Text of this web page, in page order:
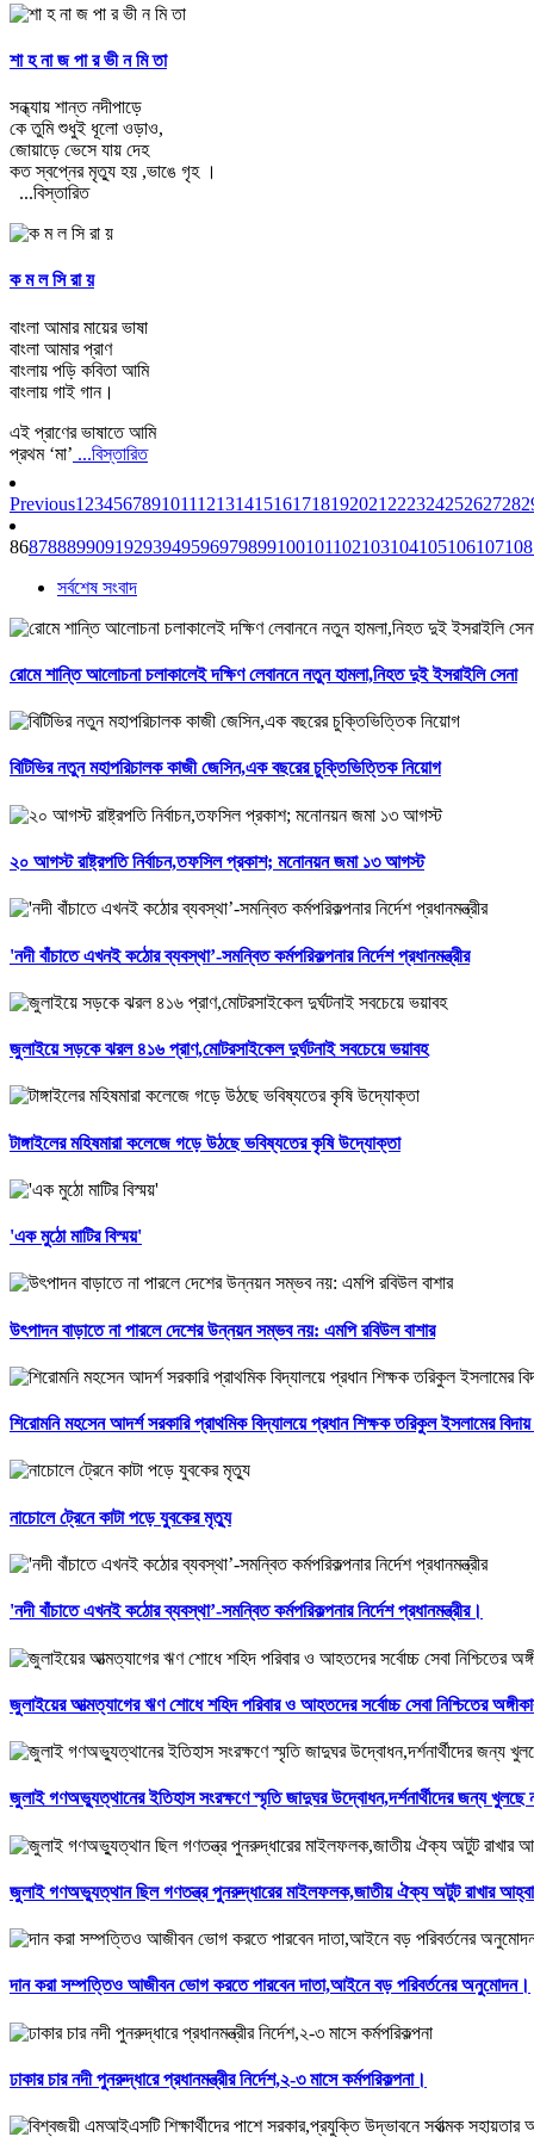
শা হ না জ পা র ভী ন মি তা
সন্ধ্যায় শান্ত নদীপাড়ে
কে তুমি শুধুই ধূলো ওড়াও,
জোয়াড়ে ভেসে যায় দেহ
কত স্বপ্নের মৃত্যু হয় ,ভাঙে গৃহ ।
...বিস্তারিত
ক ম ল সি রা য়
বাংলা আমার মায়ের ভাষা
বাংলা আমার প্রাণ
বাংলায় পড়ি কবিতা আমি
বাংলায় গাই গান।
এই প্রাণের ভাষাতে আমি
প্রথম ‘মা’ ...বিস্তারিত
Previous1 23456789101112131415161718192021 22232425262728
8687888990919293949596979899100101102103104105106107108
সর্বশেষ সংবাদ
রোমে শান্তি আলোচনা চলাকালেই দক্ষিণ লেবাননে নতুন হামলা,নিহত দুই ইসরাইলি সেনা
বিটিভির নতুন মহাপরিচালক কাজী জেসিন,এক বছরের চুক্তিভিত্তিক নিয়োগ
২০ আগস্ট রাষ্ট্রপতি নির্বাচন,তফসিল প্রকাশ; মনোনয়ন জমা ১৩ আগস্ট
'নদী বাঁচাতে এখনই কঠোর ব্যবস্থা’-সমন্বিত কর্মপরিকল্পনার নির্দেশ প্রধানমন্ত্রীর
জুলাইয়ে সড়কে ঝরল ৪১৬ প্রাণ,মোটরসাইকেল দুর্ঘটনাই সবচেয়ে ভয়াবহ
টাঙ্গাইলের মহিষমারা কলেজে গড়ে উঠছে ভবিষ্যতের কৃষি উদ্যোক্তা
'এক মুঠো মাটির বিস্ময়'
উৎপাদন বাড়াতে না পারলে দেশের উন্নয়ন সম্ভব নয়: এমপি রবিউল বাশার
শিরোমনি মহসেন আদর্শ সরকারি প্রাথমিক বিদ্যালয়ে প্রধান শিক্ষক তরিকুল ইসলামের বিদায়
নাচোলে ট্রেনে কাটা পড়ে যুবকের মৃত্যু
'নদী বাঁচাতে এখনই কঠোর ব্যবস্থা’-সমন্বিত কর্মপরিকল্পনার নির্দেশ প্রধানমন্ত্রীর।
জুলাইয়ের আত্মত্যাগের ঋণ শোধে শহিদ পরিবার ও আহতদের সর্বোচ্চ সেবা নিশ্চিতের
জুলাই গণঅভ্যুত্থানের ইতিহাস সংরক্ষণে স্মৃতি জাদুঘর উদ্বোধন,দর্শনার্থীদের জন্য
জুলাই গণঅভ্যুত্থান ছিল গণতন্ত্র পুনরুদ্ধারের মাইলফলক,জাতীয় ঐক্য অটুট রাখার আহ্বান
দান করা সম্পত্তিও আজীবন ভোগ করতে পারবেন দাতা,আইনে বড় পরিবর্তনের অনুমোদন।
ঢাকার চার নদী পুনরুদ্ধারে প্রধানমন্ত্রীর নির্দেশ,২-৩ মাসে কর্মপরিকল্পনা।